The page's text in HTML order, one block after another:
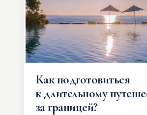
Как подготовиться
к длительному
за границей?